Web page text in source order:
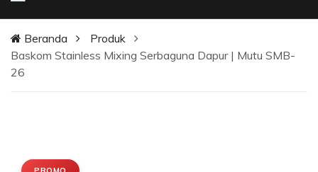
Beranda
Produk
Baskom Stainless Mixing Serbaguna Dapur | Mutu SMB-
26